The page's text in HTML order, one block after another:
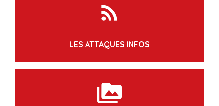
rss_feed
LES ATTAQUES INFOS
perm_media